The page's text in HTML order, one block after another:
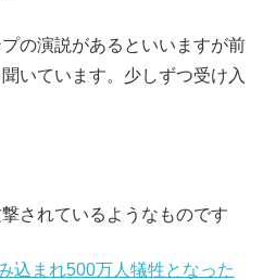
の演説があるといいますが前
いています。少しずつ受け入
されているようなものです
込まれ500万人犠牲となった